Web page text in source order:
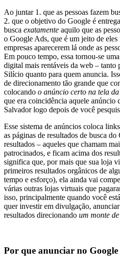
Ao juntar 1. que as pessoas fazem
2. que o objetivo do Google é
busca exatamente aquilo que as
o Google Ads, que é um jeito de
empresas aparecerem lá onde as
Em pouco tempo, essa tornou-se
digital mais rentáveis da web – tanto
Silício quanto para quem anuncia.
de direcionamento tão grande que
colocando o anúncio certo na tela
que era coincidência aquele anúncio
Salvador logo depois de você
Esse sistema de anúncios coloca
as páginas de resultados de busca
resultados – aqueles que chamam
patrocinados, e ficam acima dos
significa que, por mais que sua loja
primeiros resultados orgânicos de
tempo e esforço), ela ainda vai
várias outras lojas virtuais que
isso, principalmente quando você
quer investir em divulgação,
resultados direcionando um monte
Por que anunciar no Google